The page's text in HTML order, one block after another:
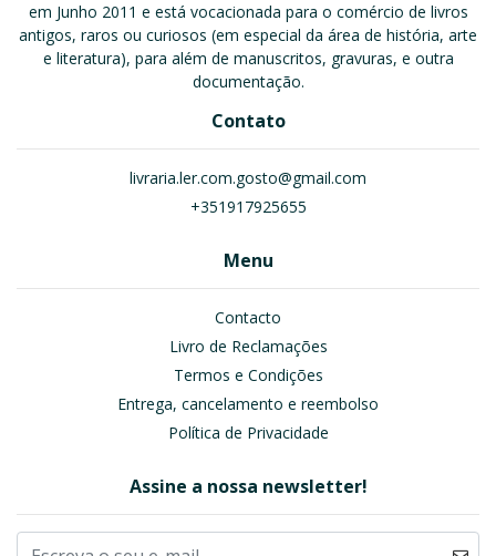
em Junho 2011 e está vocacionada para o comércio de livros
antigos, raros ou curiosos (em especial da área de história, arte
e literatura), para além de manuscritos, gravuras, e outra
documentação.
Contato
livraria.ler.com.gosto@gmail.com
+351917925655
Menu
Contacto
Livro de Reclamações
Termos e Condições
Entrega, cancelamento e reembolso
Política de Privacidade
Assine a nossa newsletter!